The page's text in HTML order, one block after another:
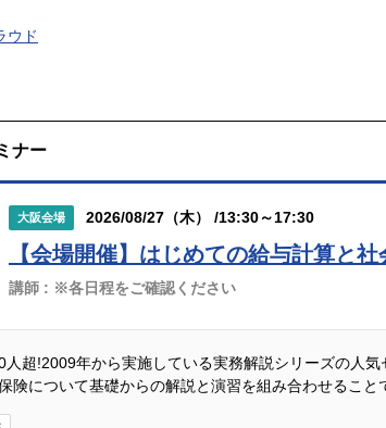
ウド
ナー
大阪会場 2026/08/27（木） /13:30～17:30
【会場開催】はじめての給与計算と
講師 : ※各日程をご確認ください
人超!2009年から実施している実務解説シリーズの人気
険について基礎からの解説と演習を組み合わせるこ